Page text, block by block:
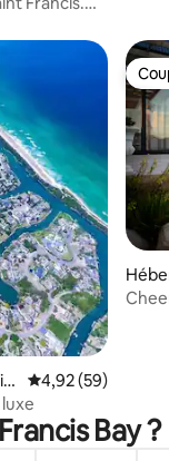
: 4,88
Évaluation
4,92 (59)
Bay ?